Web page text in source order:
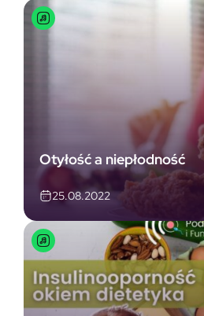
Otyłość a niepłodność
25.08.2022